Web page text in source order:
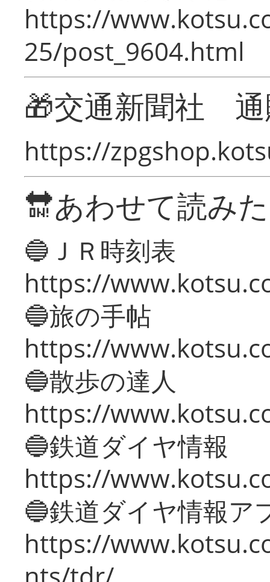
https://
25/post_9604.html
🎁交通新聞社
https://
🔛あわせて読み
🔵ＪＲ時刻表
https://
🔵旅の手帖
https://
🔵散歩の達人
https://
🔵鉄道ダイヤ情報
https://
🔵鉄道ダイヤ情報ア
https://